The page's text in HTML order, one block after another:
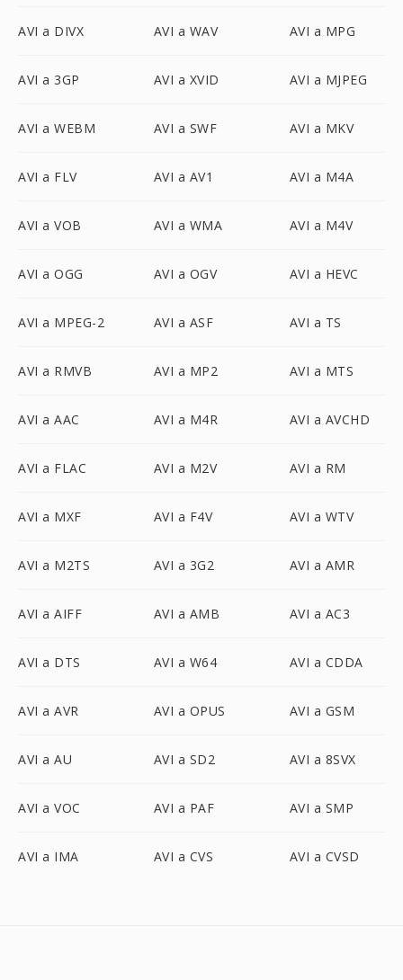
AVI a DIVX AVI a WAV AVI a MPG
AVI a 3GP AVI a XVID AVI a MJPEG
AVI a WEBM AVI a SWF AVI a MKV
AVI a FLV AVI a AV1 AVI a M4A
AVI a VOB AVI a WMA AVI a M4V
AVI a OGG AVI a OGV AVI a HEVC
AVI a MPEG-2 AVI a ASF AVI a TS
AVI a RMVB AVI a MP2 AVI a MTS
AVI a AAC AVI a M4R AVI a AVCHD
AVI a FLAC AVI a M2V AVI a RM
AVI a MXF AVI a F4V AVI a WTV
AVI a M2TS AVI a 3G2 AVI a AMR
AVI a AIFF AVI a AMB AVI a AC3
AVI a DTS AVI a W64 AVI a CDDA
AVI a AVR AVI a OPUS AVI a GSM
AVI a AU AVI a SD2 AVI a 8SVX
AVI a VOC AVI a PAF AVI a SMP
AVI a IMA AVI a CVS AVI a CVSD